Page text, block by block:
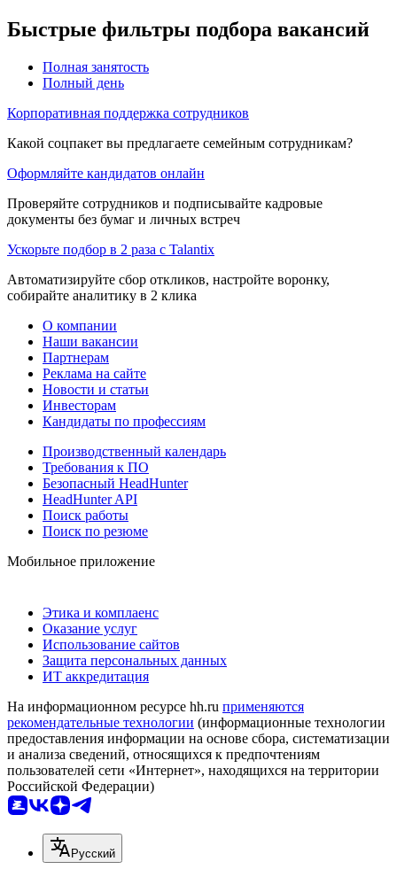
Быстрые фильтры подбора вакансий
Полная занятость
Полный день
Корпоративная поддержка сотрудников
Какой соцпакет вы предлагаете семейным сотрудникам?
Оформляйте кандидатов онлайн
Проверяйте сотрудников и подписывайте кадровые
документы без бумаг и личных встреч
Ускорьте подбор в 2 раза с Talantix
Автоматизируйте сбор откликов, настройте воронку,
собирайте аналитику в 2 клика
О компании
Наши вакансии
Партнерам
Реклама на сайте
Новости и статьи
Инвесторам
Кандидаты по профессиям
Производственный календарь
Требования к ПО
Безопасный HeadHunter
HeadHunter API
Поиск работы
Поиск по резюме
Мобильное приложение
Этика и комплаенс
Оказание услуг
Использование сайтов
Защита персональных данных
ИТ аккредитация
На информационном ресурсе hh.ru применяются
рекомендательные технологии (информационные технологии
предоставления информации на основе сбора, систематизации
и анализа сведений, относящихся к предпочтениям
пользователей сети «Интернет», находящихся на территории
Российской Федерации)
Русский